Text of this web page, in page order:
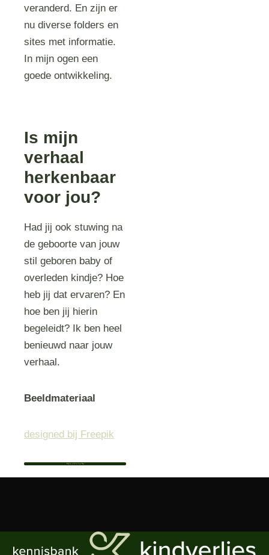
veranderd. En zijn er
nu diverse folders en
sites met informatie.
In mijn ogen een
goede ontwikkeling.
Is mijn
verhaal
herkenbaar
voor jou?
Had jij ook stuwing na
de geboorte van jouw
stil geboren baby of
overleden kindje? Hoe
heb jij dat ervaren? En
hoe ben jij hierin
begeleidt? Ik ben heel
benieuwd naar jouw
verhaal.
Beeldmateriaal
designed bij Freepik
Bekijk het profiel van Leonie Nuijen